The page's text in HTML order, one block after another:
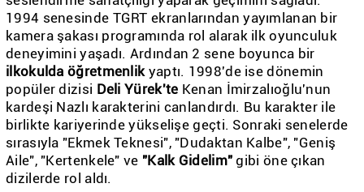
1994 senesinde TGRT ekranlarından yayımlanan bir
kamera şakası programında rol alarak ilk oyunculuk
deneyimini yaşadı. Ardından 2 sene boyunca bir
ilkokulda öğretmenlikyaptı. 1998'de ise dönemin
popüler dizisi Deli Yürek'te Kenan İmirzalıoğlu'nun
kardeşi Nazlı karakterini canlandırdı. Bu karakter ile
birlikte kariyerinde yükselişe geçti. Sonraki senelerde
sırasıyla "Ekmek Teknesi", "Dudaktan Kalbe", "Geniş
Aile", "Kertenkele" ve "Kalk Gidelim" gibi öne çıkan
dizilerde rol aldı.